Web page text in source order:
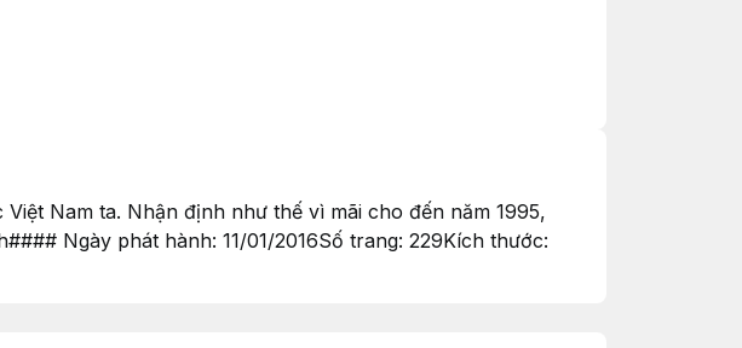
Nam ta. Nhận định như thế vì mãi cho đến năm 1995,
Ngày phát hành: 11/01/2016Số trang: 229Kích thước: